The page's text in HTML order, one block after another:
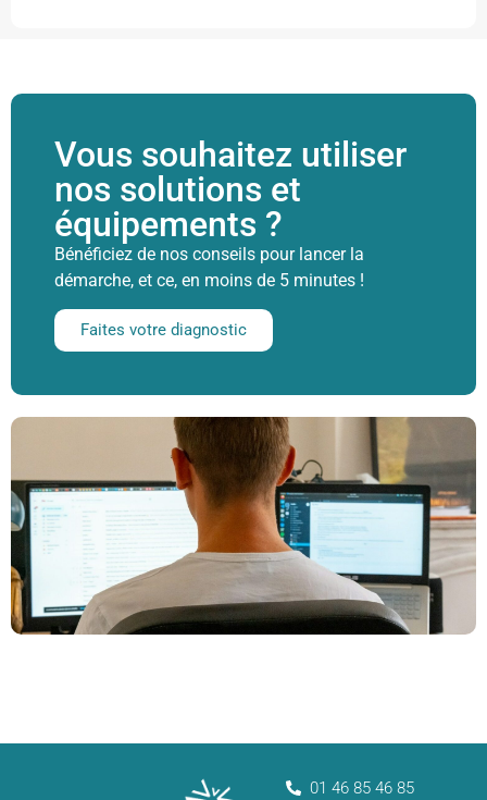
Vous souhaitez utiliser
nos solutions et
équipements ?
Bénéficiez de nos conseils pour lancer la
démarche, et ce, en moins de 5 minutes !
Faites votre diagnostic
01 46 85 46 85